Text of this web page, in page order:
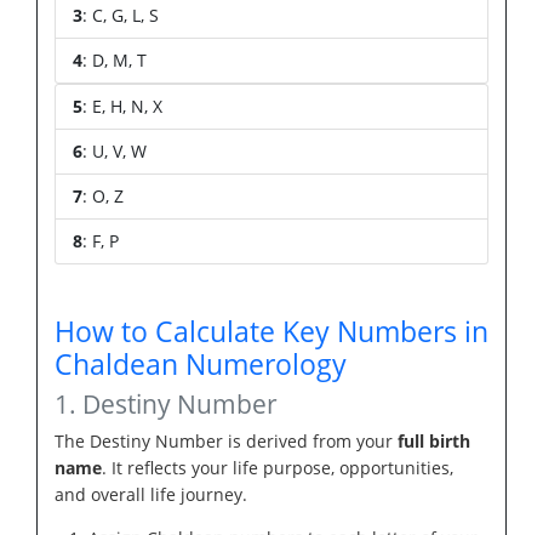
3: C, G, L, S
4: D, M, T
5: E, H, N, X
6: U, V, W
7: O, Z
8: F, P
How to Calculate Key Numbers in
Chaldean Numerology
1. Destiny Number
The Destiny Number is derived from your full birth
name. It reflects your life purpose, opportunities,
and overall life journey.